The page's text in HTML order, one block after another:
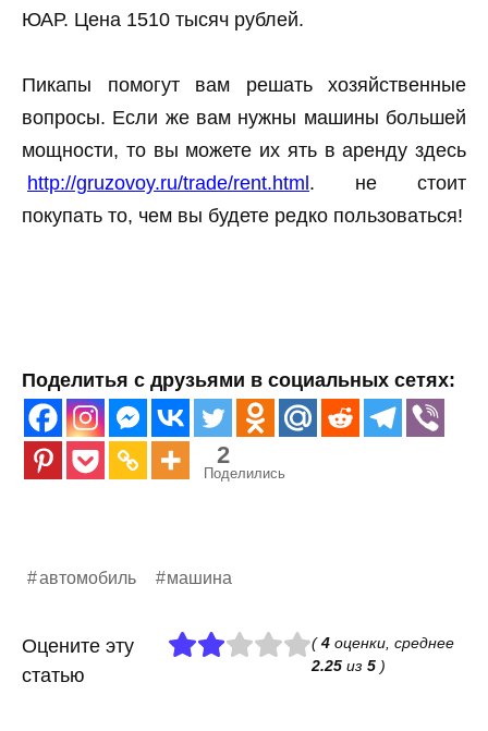
ЮАР. Цена 1510 тысяч рублей.
Пикапы помогут вам решать хозяйственные
вопросы. Если же вам нужны машины большей
мощности, то вы можете их ять в аренду здесь
http://gruzovoy.ru/trade/rent.html . не стоит
покупать то, чем вы будете редко пользоваться!
Поделитья с друзьями в социальных сетях:
2
Поделились
автомобиль машина
Оцените эту
статью
(4оценки, среднее
2.25из 5)